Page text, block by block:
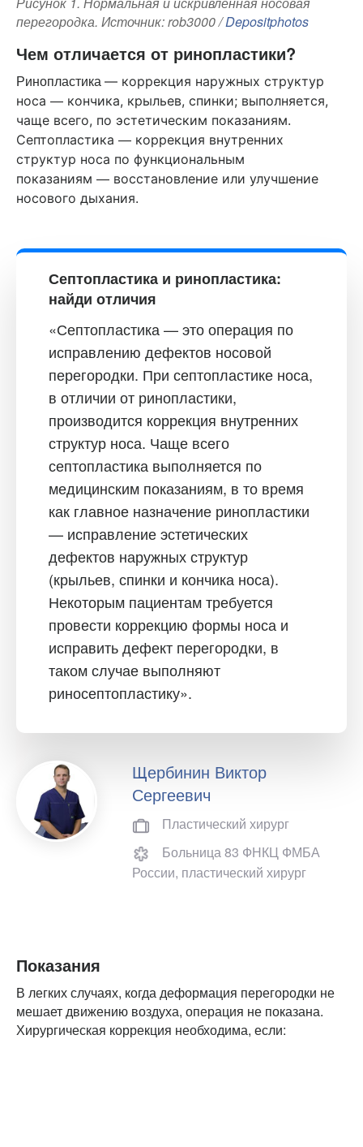
перегородка. Источник: rob3000 /Depositphotos
Чем отличается от ринопластики?
Ринопластика — коррекция наружных структур
носа — кончика, крыльев, спинки; выполняется,
чаще всего, по эстетическим показаниям.
Септопластика — коррекция внутренних
структур носа по функциональным
показаниям — восстановление или улучшение
носового дыхания.
Септопластика и ринопластика:
найди отличия
«Септопластика — это операция по
исправлению дефектов носовой
перегородки. При септопластике носа,
в отличии от ринопластики,
производится коррекция внутренних
структур носа. Чаще всего
септопластика выполняется по
медицинским показаниям, в то время
как главное назначение ринопластики
— исправление эстетических
дефектов наружных структур
(крыльев, спинки и кончика носа).
Некоторым пациентам требуется
провести коррекцию формы носа и
исправить дефект перегородки, в
таком случае выполняют
риносептопластику».
Щербинин Виктор
Сергеевич
Пластический хирург
Больница 83 ФНКЦ ФМБА
России, пластический хирург
Показания
В легких случаях, когда деформация перегородки не
мешает движению воздуха, операция не показана.
Хирургическая коррекция необходима, если: